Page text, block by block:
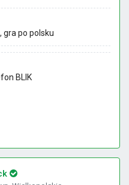
gra po polsku
BLIK